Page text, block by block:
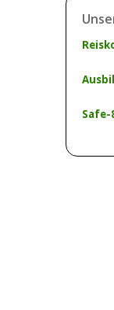
Safe-